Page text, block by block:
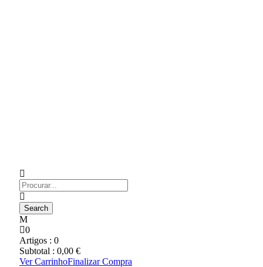
0
Artigos : 0
Subtotal : 0,00 €
Ver CarrinhoFinalizar Compra